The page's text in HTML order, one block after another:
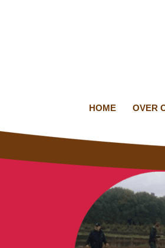
HOME OVER